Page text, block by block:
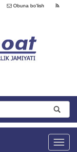
Obuna bo'lish
Toggle